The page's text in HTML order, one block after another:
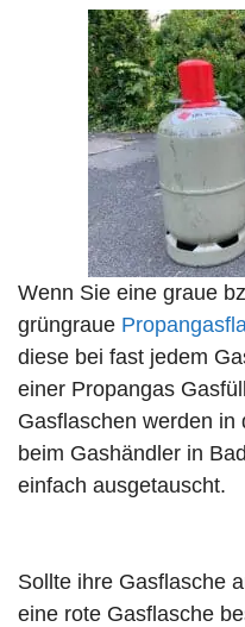
Wenn Sie eine graue
grüngraue
diese bei fast jedem
einer Propangas
Gasflaschen werden
beim Gashändler in
einfach ausgetauscht.
Sollte ihre Gasflasche
eine rote Gasflasche